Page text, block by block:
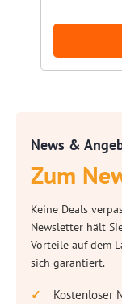
News &
Zum
Keine Deals
Newsletter hält
Vorteile auf dem
sich garantiert.
Kostenloser